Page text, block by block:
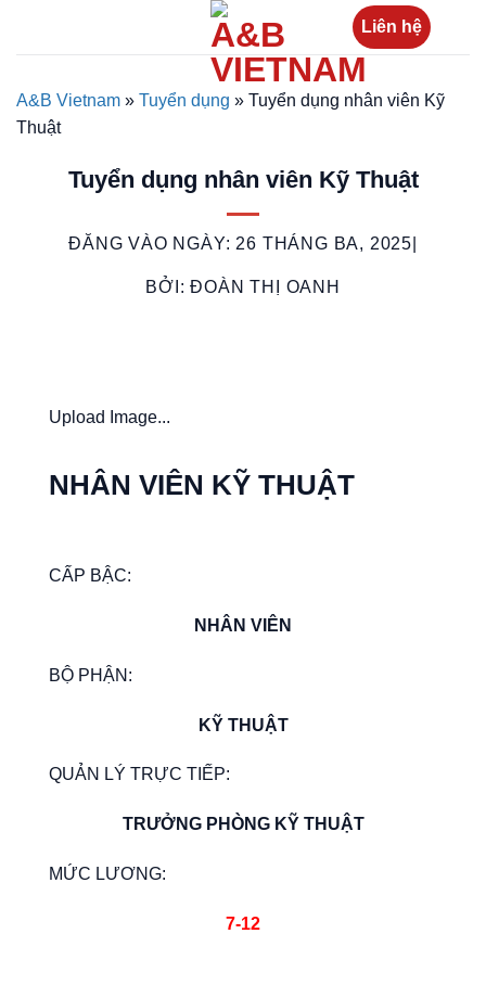
dung
Liên hệ
A&B Vietnam » Tuyển dụng » Tuyển dụng nhân viên Kỹ
Thuật
Tuyển dụng nhân viên Kỹ Thuật
ĐĂNG VÀO NGÀY: 26 THÁNG BA, 2025
BỞI: ĐOÀN THỊ OANH
Upload Image...
NHÂN VIÊN KỸ THUẬT
CẤP BẬC:
NHÂN VIÊN
BỘ PHẬN:
KỸ THUẬT
QUẢN LÝ TRỰC TIẾP:
TRƯỞNG PHÒNG KỸ THUẬT
MỨC LƯƠNG:
7-12